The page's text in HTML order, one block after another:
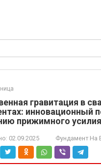
гравитация в
инновационный
прижимного усилия
02.09.2025 Фундамент На